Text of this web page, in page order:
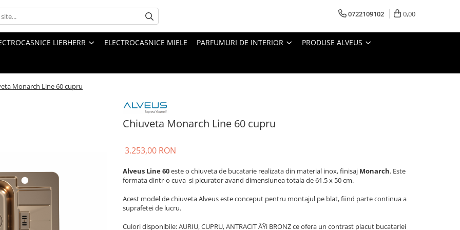
0722109102 0,00
LIEBHERR ELECTROCASNICE MIELE PARFUMURI DE INTERIOR PRODUSE ALVEUS
Monarch Line 60 cupru
Chiuveta Monarch Line 60 cupru
3.253,00 RON
Alveus Line 60este o chiuveta de bucatarie realizata din material inox, finisaj Monarch. Este
formata dintr-o cuva si picurator avand dimensiunea totala de 61.5 x 50 cm.
Acest model de chiuveta Alveus este conceput pentru montajul pe blat, fiind parte continua a
suprafetei de lucru.
Culori disponibile: AURIU, CUPRU, ANTRACIT ÅŸi BRONZ ce ofera un contrast placut bucatariei